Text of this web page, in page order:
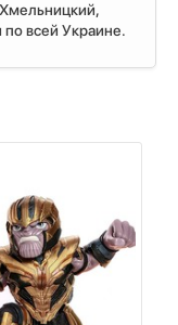
всей Украине.